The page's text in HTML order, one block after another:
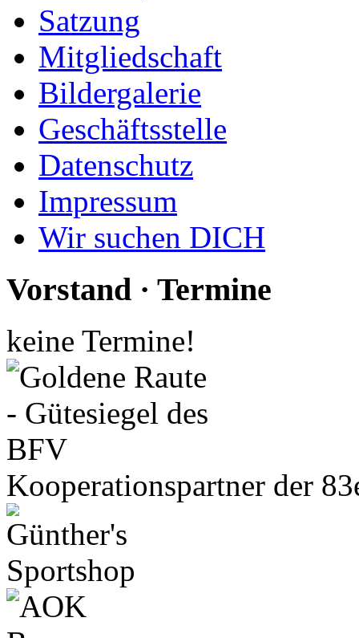
Satzung
Mitgliedschaft
Bildergalerie
Geschäftsstelle
Datenschutz
Impressum
Wir suchen DICH
Vorstand · Termine
keine Termine!
Kooperationspartner der